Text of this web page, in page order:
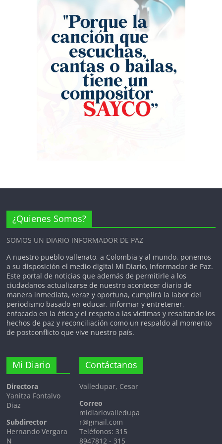
profundamente las muestras de
afecto y el respaldo de sus seguidores
mexicanos. México, que vive la fiebre
del Mundial de Fútbol, apartó su
agenda para disfrutar de los grandes
éxitos de Celedón. Tras este rotundo
éxito en territorio mexicano, la gira ‘La
historia mía’ regresará a Colombia
para seguir dejando huella en los
escenarios más importantes del país:
el 17 de septiembre en el Movistar
cuando los artistas recrearon la
icónica portada del álbum ‘Binomio de
Oro – 2000’. Vestidos con los
emblemáticos trajes de astronauta —
naranja para los vocalistas y blanco
para el ‘Pollo’ Irra—, Jorge Celedón,
Jean Carlos Centeno y Samir Vence
transportaron al público hace 26 años.
La multitud coreó al unísono himnos
inmortales como ‘Olvídala’, ‘Un osito
dormilón’ y ‘Cómo te olvido’, piezas
Celedón al terminar la presentación.
tributo a la trayectoria de Israel
huella del Binomio de Oro es, y
seguirá siendo, imborrable para el
corazón de Colombia.
¿Quienes Somos?
SOMOS UN DIARIO INFORMADOR DE PAZ
A nuestro pueblo vallenato, a Colombia y al mundo, ponemos
a su disposición el medio digital Mi Diario, Informador de Paz.
Este portal de noticias que además de permitirle a los
ciudadanos actualizarse de nuestro acontecer diario de
manera inmediata, veraz y oportuna, cumplirá la labor del
periodismo basado en educar, informar y entretener,
enfocado en la ética y el respeto a las víctimas y resaltando los
hechos de paz y reconciliación como un respaldo al momento
de postconflicto que vive nuestro país.
Mi Diario
Directora
Yanitza Fontalvo
Diaz
Subdirector
Hernando Vergara
N
Contáctanos
Valledupar, Cesar
Correo
midiariovalledupa
r@gmail.com
Teléfonos: 315
8947812 - 315